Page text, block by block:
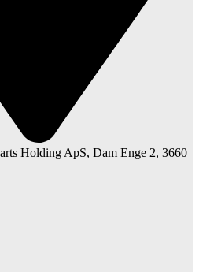
Holding ApS, Dam Enge 2, 3660